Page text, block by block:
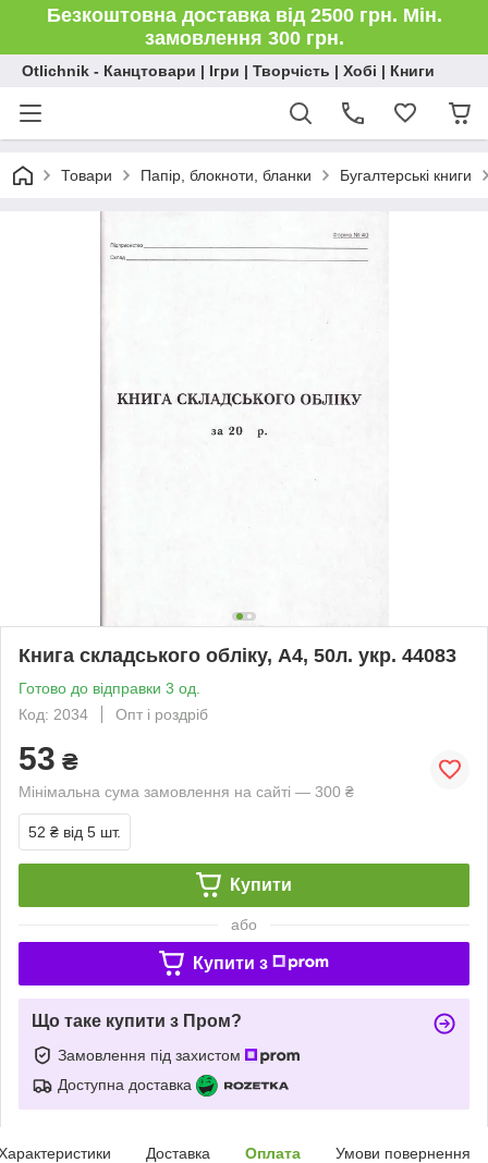
Безкоштовна доставка від 2500 грн. Мін.
замовлення 300 грн.
Otlichnik - Канцтовари | Ігри | Творчість | Хобі | Книги
Товари Папір, блокноти, бланки Бугалтерські книги
Книга складського обліку, А4, 50л. укр. 44083
Готово до відправки 3 од.
Код: 2034
Опт і роздріб
53 ₴
Мінімальна сума замовлення на сайті — 300 ₴
52 ₴ від 5 шт.
Купити
або
Купити з
Що таке купити з Пром?
Замовлення під захистом
Доступна доставка
Доставка Оплата Умови повернення